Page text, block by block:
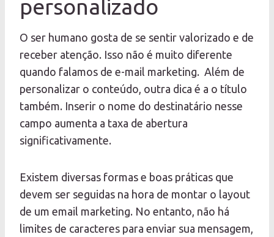
personalizado
O ser humano gosta de se sentir valorizado e de
receber atenção. Isso não é muito diferente
quando falamos de e-mail marketing. Além de
personalizar o conteúdo, outra dica é a o título
também. Inserir o nome do destinatário nesse
campo aumenta a taxa de abertura
significativamente.
Existem diversas formas e boas práticas que
devem ser seguidas na hora de montar o layout
de um email marketing. No entanto, não há
limites de caracteres para enviar sua mensagem,